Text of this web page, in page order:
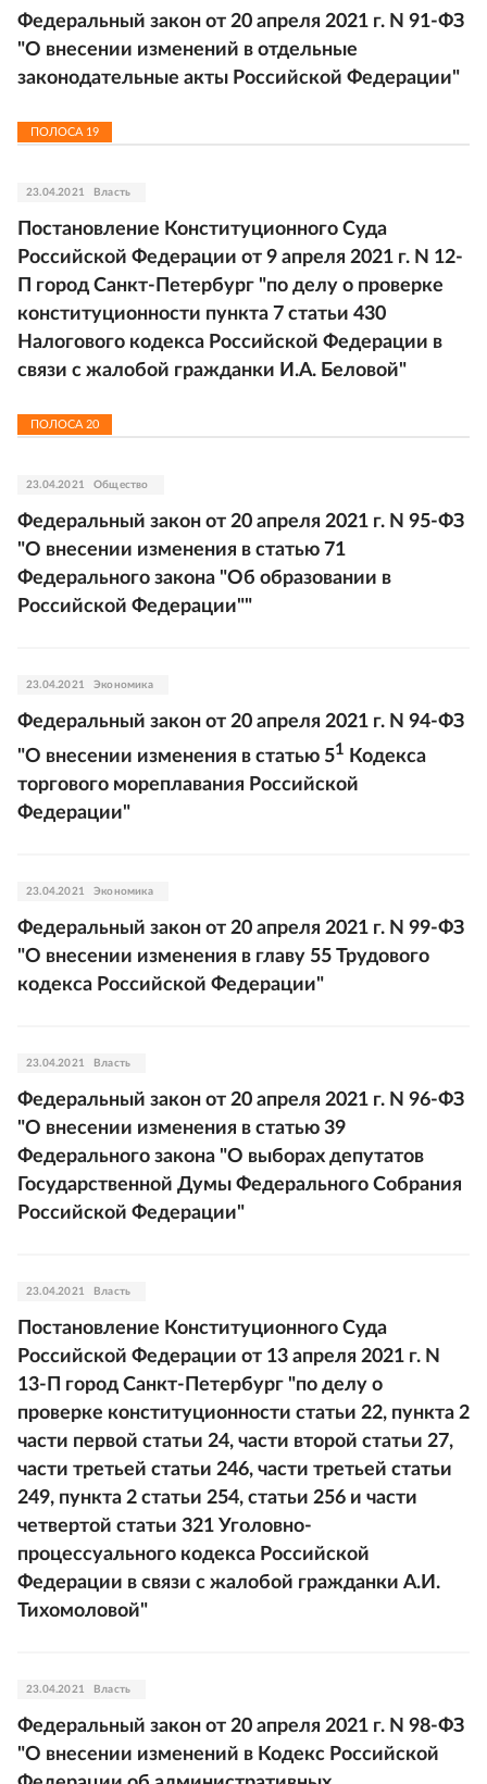
Федеральный закон от 20 апреля 2021 г. N 91-ФЗ
"О внесении изменений в отдельные
законодательные акты Российской Федерации"
ПОЛОСА 19
23.04.2021 Власть
Постановление Конституционного Суда
Российской Федерации от 9 апреля 2021 г. N 12-
П город Санкт-Петербург "по делу о проверке
конституционности пункта 7 статьи 430
Налогового кодекса Российской Федерации в
связи с жалобой гражданки И.А. Беловой"
ПОЛОСА 20
23.04.2021 Общество
Федеральный закон от 20 апреля 2021 г. N 95-ФЗ
"О внесении изменения в статью 71
Федерального закона "Об образовании в
Российской Федерации""
23.04.2021 Экономика
Федеральный закон от 20 апреля 2021 г. N 94-ФЗ
"О внесении изменения в статью 51 Кодекса
торгового мореплавания Российской
Федерации"
23.04.2021 Экономика
Федеральный закон от 20 апреля 2021 г. N 99-ФЗ
"О внесении изменения в главу 55 Трудового
кодекса Российской Федерации"
23.04.2021 Власть
Федеральный закон от 20 апреля 2021 г. N 96-ФЗ
"О внесении изменения в статью 39
Федерального закона "О выборах депутатов
Государственной Думы Федерального Собрания
Российской Федерации"
23.04.2021 Власть
Постановление Конституционного Суда
Российской Федерации от 13 апреля 2021 г. N
13-П город Санкт-Петербург "по делу о
проверке конституционности статьи 22, пункта 2
части первой статьи 24, части второй статьи 27,
части третьей статьи 246, части третьей статьи
249, пункта 2 статьи 254, статьи 256 и части
четвертой статьи 321 Уголовно-
процессуального кодекса Российской
Федерации в связи с жалобой гражданки А.И.
Тихомоловой"
23.04.2021 Власть
Федеральный закон от 20 апреля 2021 г. N 98-ФЗ
"О внесении изменений в Кодекс Российской